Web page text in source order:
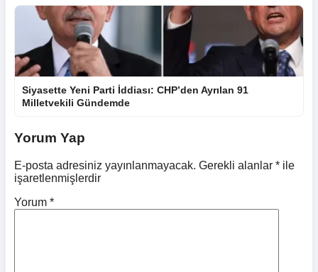
Siyasette Yeni Parti İddiası: CHP’den Ayrılan 91
Milletvekili Gündemde
Yorum Yap
E-posta adresiniz yayınlanmayacak. Gerekli alanlar * ile
işaretlenmişlerdir
Yorum *